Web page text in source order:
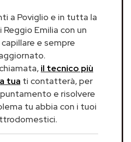
a Poviglio e in tutta la
Reggio Emilia con un
e sempre
il tecnico più
tua ti contatterà, per
e risolvere
tu abbia con i tuoi